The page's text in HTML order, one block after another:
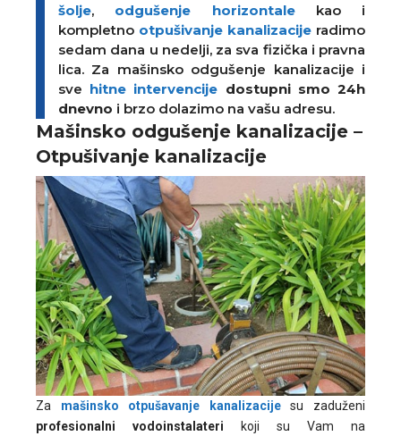
šolje, odgušenje horizontalekao i
kompletno otpušivanje kanalizacije radimo
sedam dana u nedelji, za sva fizička i pravna
lica. Za mašinsko odgušenje kanalizacije i
sve hitne intervencije dostupni smo 24h
dnevno i brzo dolazimo na vašu adresu.
Mašinsko odgušenje kanalizacije –
Otpušivanje kanalizacije
Za mašinsko otpušavanje kanalizacijesu zaduženi
profesionalni vodoinstalateri koji su Vam na